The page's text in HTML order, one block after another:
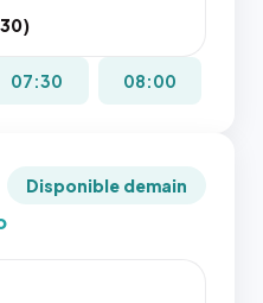
07:30 08:00
Disponible demain